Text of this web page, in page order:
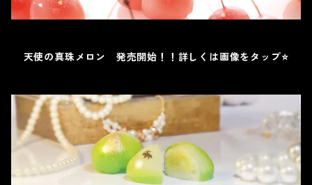
天使の真珠メロン 発売開始！！詳しくは画像をタップ⭐️